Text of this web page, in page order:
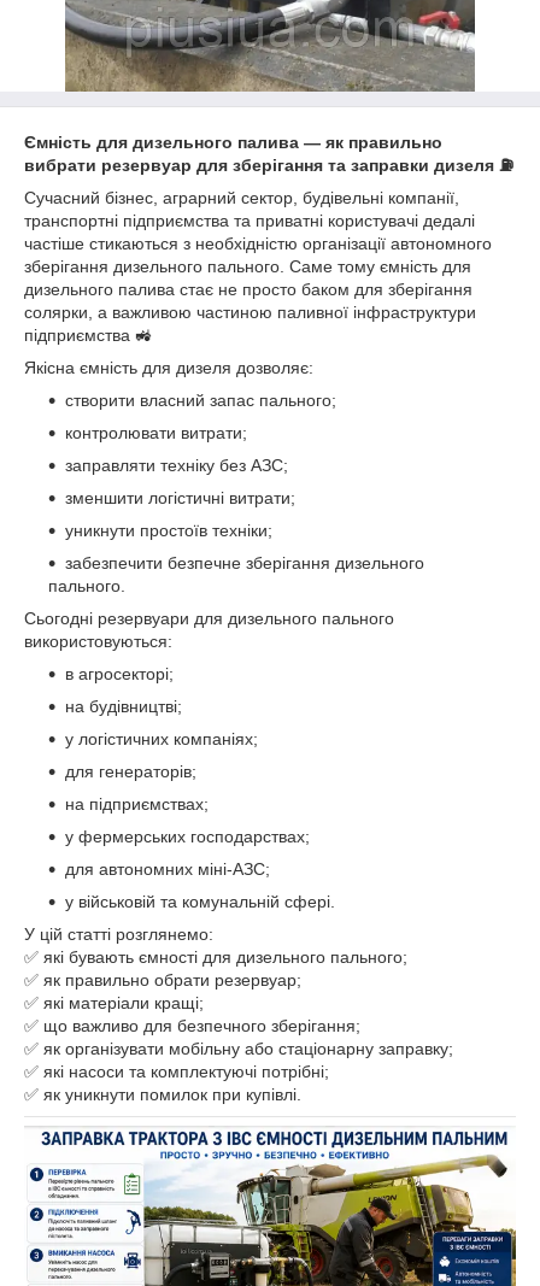
Ємність для дизельного палива — як правильно
вибрати резервуар для зберігання та заправки дизеля ⛽
Сучасний бізнес, аграрний сектор, будівельні компанії,
транспортні підприємства та приватні користувачі дедалі
частіше стикаються з необхідністю організації автономного
зберігання дизельного пального. Саме тому ємність для
дизельного палива стає не просто баком для зберігання
солярки, а важливою частиною паливної інфраструктури
підприємства 🚜
Якісна ємність для дизеля дозволяє:
створити власний запас пального;
контролювати витрати;
заправляти техніку без АЗС;
зменшити логістичні витрати;
уникнути простоїв техніки;
забезпечити безпечне зберігання дизельного
пального.
Сьогодні резервуари для дизельного пального
використовуються:
в агросекторі;
на будівництві;
у логістичних компаніях;
для генераторів;
на підприємствах;
у фермерських господарствах;
для автономних міні-АЗС;
у військовій та комунальній сфері.
У цій статті розглянемо:
✅ які бувають ємності для дизельного пального;
✅ як правильно обрати резервуар;
✅ які матеріали кращі;
✅ що важливо для безпечного зберігання;
✅ як організувати мобільну або стаціонарну заправку;
✅ які насоси та комплектуючі потрібні;
✅ як уникнути помилок при купівлі.